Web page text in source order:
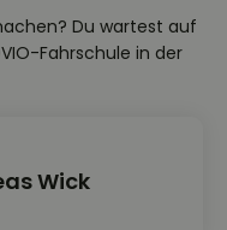
Du wartest auf
Fahrschule in der
Wick